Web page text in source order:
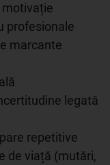
motivație
profesionale
marcante
legată
repetitive
de viață (mutări,